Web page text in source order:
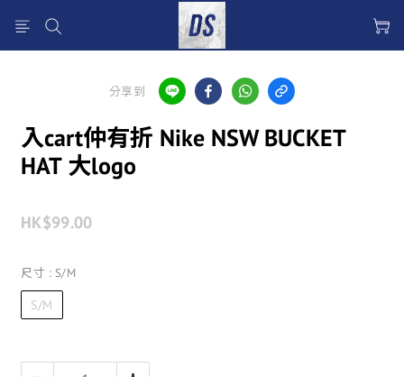
分享到
入cart仲有折 Nike NSW BUCKET
HAT 大logo
HK$99.00
尺寸 : S/M
S/M